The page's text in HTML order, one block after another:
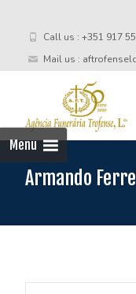
Call us : +351 917
Mail us :
Menu
Armando